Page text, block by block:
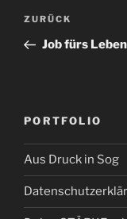
Vorheriger
Beitrag
ZURÜCK
Job fürs
PORTFOLIO
Aus Druck in Sog